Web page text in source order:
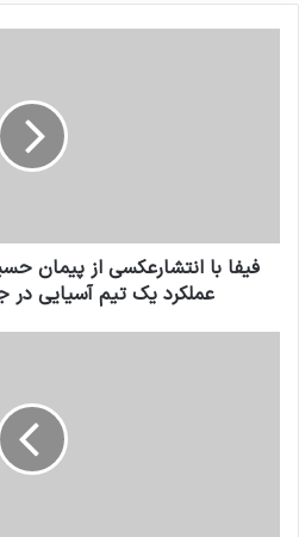
فیفا با انتشارعکسی از پیمان
عملکرد یک تیم آسیایی در